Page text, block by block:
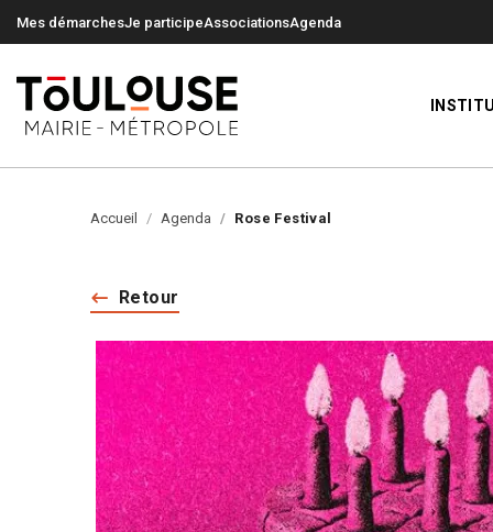
Mes démarchesJe participeAssociationsAgenda
Accueil Agenda Rose Festival
Retour